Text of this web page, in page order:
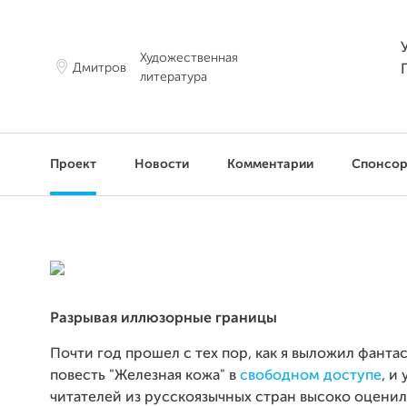
Дмитров
Художественная
литература
Проект Новости Комментарии
Разрывая иллюзорные границы
Почти год прошел с тех пор, как я выложил
повесть "Железная кожа" в свободном доступе, и
читателей из русскоязычных стран высоко